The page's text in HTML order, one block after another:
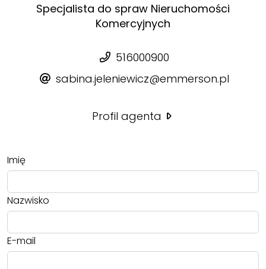
Specjalista do spraw Nieruchomości
Komercyjnych
516000900
sabina.jeleniewicz@emmerson.pl
Profil agenta
Imię
Nazwisko
E-mail